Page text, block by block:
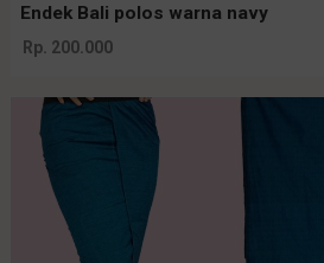
Endek Bali polos warna navy
Rp. 200.000